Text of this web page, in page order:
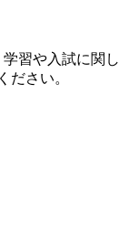
習や入試に関
ださい。